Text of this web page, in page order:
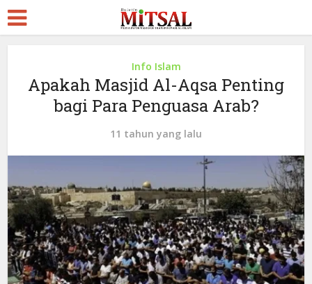
Info Islam
Apakah Masjid Al-Aqsa Penting
bagi Para Penguasa Arab?
11 tahun yang lalu